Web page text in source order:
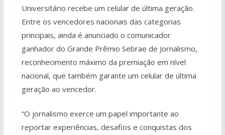
Universitário recebe um celular de última geração.
Entre os vencedores nacionais das categorias
principais, ainda é anunciado o comunicador
ganhador do Grande Prêmio Sebrae de Jornalismo,
reconhecimento máximo da premiação em nível
nacional, que também garante um celular de última
geração ao vencedor.
“O jornalismo exerce um papel importante ao
reportar experiências, desafios e conquistas dos